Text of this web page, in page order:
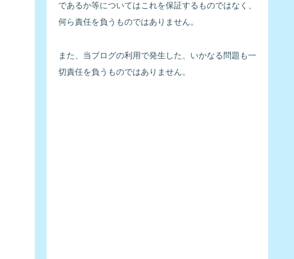
であるか等についてはこれを保証するものではなく、
何ら責任を負うものではありません。
また、当ブログの利用で発生した、いかなる問題も一
切責任を負うものではありません。